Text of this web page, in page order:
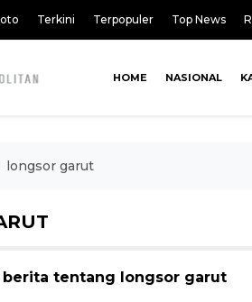
Terkini Terpopuler Top News
HOME NASIONAL
longsor garut
tentang longsor garut